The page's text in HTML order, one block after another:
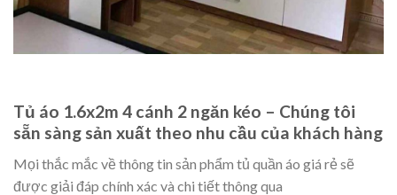
Tủ áo 1.6x2m 4 cánh 2 ngăn kéo – Chúng tôi
sẵn sàng sản xuất theo nhu cầu của khách hàng
Mọi thắc mắc về thông tin sản phẩm tủ quần áo giá rẻ sẽ
được giải đáp chính xác và chi tiết thông qua